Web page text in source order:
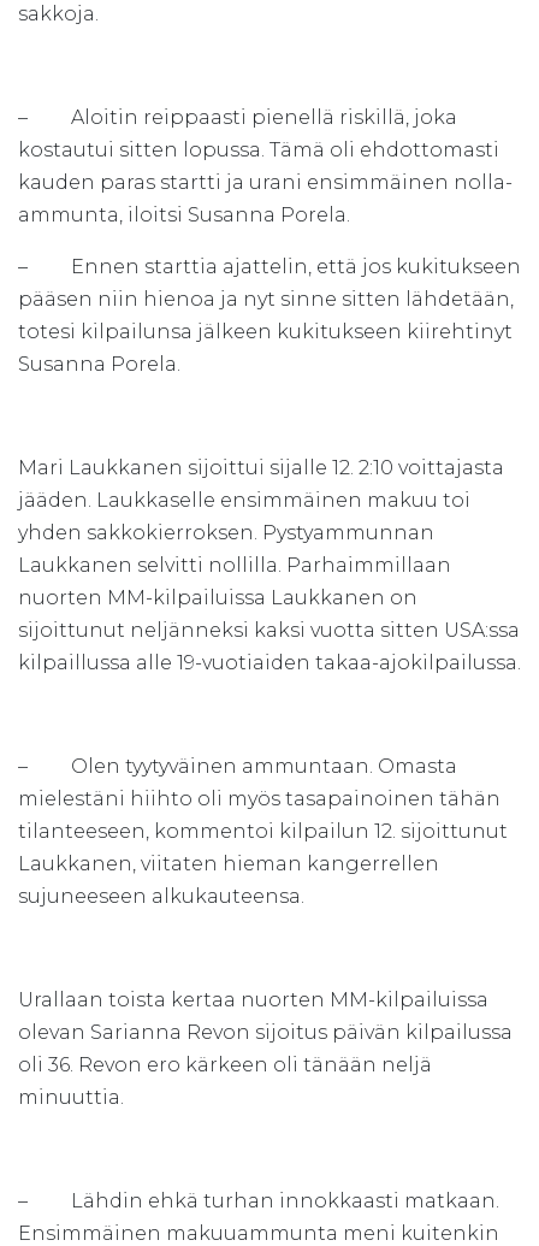
sakkoja.
– Aloitin reippaasti pienellä riskillä, joka
kostautui sitten lopussa. Tämä oli ehdottomasti
kauden paras startti ja urani ensimmäinen nolla-
ammunta, iloitsi Susanna Porela.
– Ennen starttia ajattelin, että jos kukitukseen
pääsen niin hienoa ja nyt sinne sitten lähdetään,
totesi kilpailunsa jälkeen kukitukseen kiirehtinyt
Susanna Porela.
Mari Laukkanen sijoittui sijalle 12. 2:10 voittajasta
jääden. Laukkaselle ensimmäinen makuu toi
yhden sakkokierroksen. Pystyammunnan
Laukkanen selvitti nollilla. Parhaimmillaan
nuorten MM-kilpailuissa Laukkanen on
sijoittunut neljänneksi kaksi vuotta sitten USA:ssa
kilpaillussa alle 19-vuotiaiden takaa-ajokilpailussa.
– Olen tyytyväinen ammuntaan. Omasta
mielestäni hiihto oli myös tasapainoinen tähän
tilanteeseen, kommentoi kilpailun 12. sijoittunut
Laukkanen, viitaten hieman kangerrellen
sujuneeseen alkukauteensa.
Urallaan toista kertaa nuorten MM-kilpailuissa
olevan Sarianna Revon sijoitus päivän kilpailussa
oli 36. Revon ero kärkeen oli tänään neljä
minuuttia.
– Lähdin ehkä turhan innokkaasti matkaan.
Ensimmäinen makuuammunta meni kuitenkin